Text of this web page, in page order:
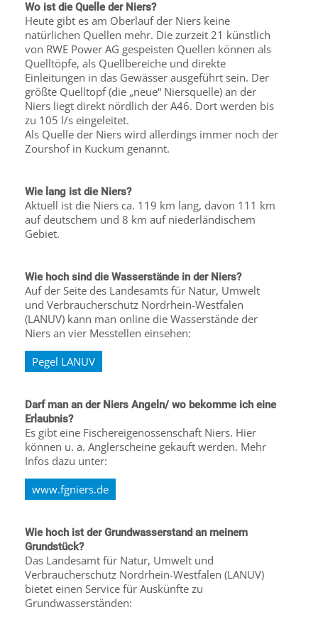
Wo ist die Quelle der Niers?
Heute gibt es am Oberlauf der Niers keine
natürlichen Quellen mehr. Die zurzeit 21 künstlich
von RWE Power AG gespeisten Quellen können als
Quelltöpfe, als Quellbereiche und direkte
Einleitungen in das Gewässer ausgeführt sein. Der
größte Quelltopf (die „neue“ Niersquelle) an der
Niers liegt direkt nördlich der A46. Dort werden bis
zu 105 l/s eingeleitet.
Als Quelle der Niers wird allerdings immer noch der
Zourshof in Kuckum genannt.
Wie lang ist die Niers?
Aktuell ist die Niers ca. 119 km lang, davon 111 km
auf deutschem und 8 km auf niederländischem
Gebiet.
Wie hoch sind die Wasserstände in der Niers?
Auf der Seite des Landesamts für Natur, Umwelt
und Verbraucherschutz Nordrhein-Westfalen
(LANUV) kann man online die Wasserstände der
Niers an vier Messtellen einsehen:
Pegel LANUV
Darf man an der Niers Angeln/ wo bekomme ich eine
Erlaubnis?
Es gibt eine Fischereigenossenschaft Niers. Hier
können u. a. Anglerscheine gekauft werden. Mehr
Infos dazu unter:
www.fgniers.de
Wie hoch ist der Grundwasserstand an meinem
Grundstück?
Das Landesamt für Natur, Umwelt und
Verbraucherschutz Nordrhein-Westfalen (LANUV)
bietet einen Service für Auskünfte zu
Grundwasserständen: